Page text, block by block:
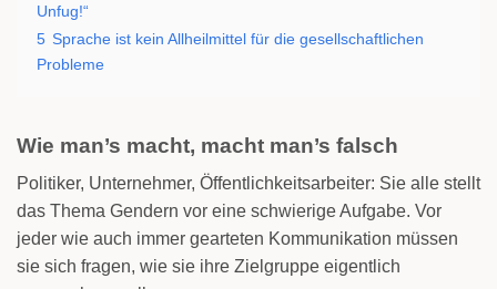
Unfug!“
5 Sprache ist kein Allheilmittel für die gesellschaftlichen
Probleme
Wie man’s macht, macht man’s falsch
Politiker, Unternehmer, Öffentlichkeitsarbeiter: Sie alle stellt
das Thema Gendern vor eine schwierige Aufgabe. Vor
jeder wie auch immer gearteten Kommunikation müssen
sie sich fragen, wie sie ihre Zielgruppe eigentlich